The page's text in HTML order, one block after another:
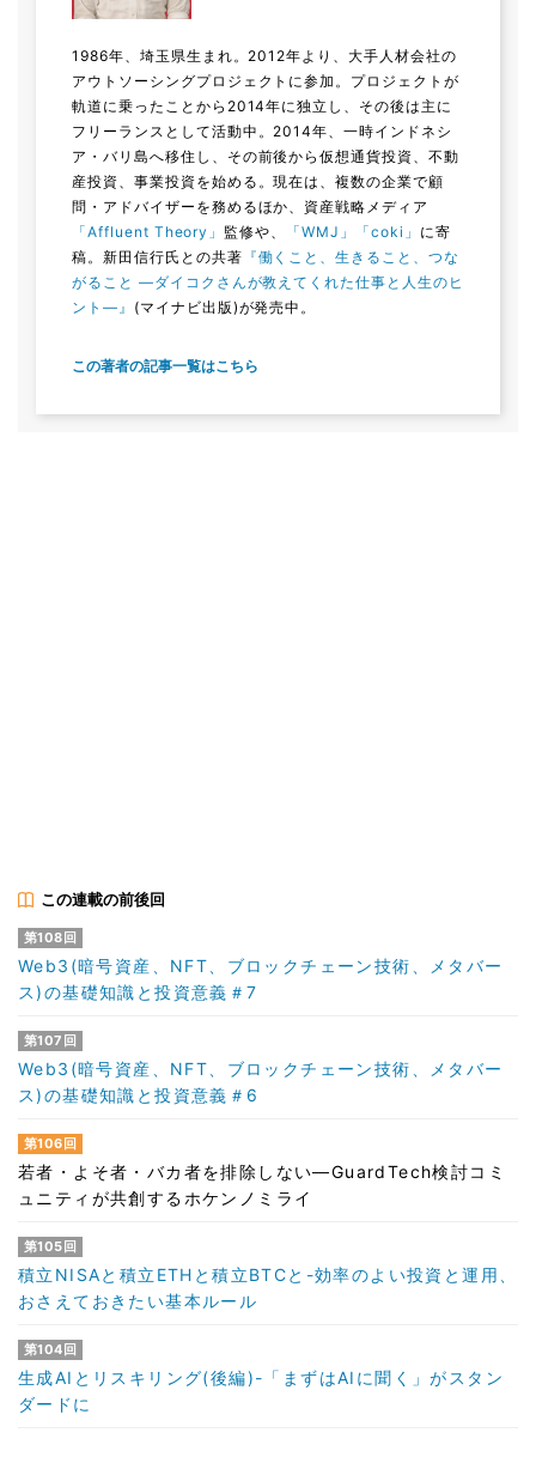
1986年、埼玉県生まれ。2012年より、大手人材会社の
アウトソーシングプロジェクトに参加。プロジェクトが
軌道に乗ったことから2014年に独立し、その後は主に
フリーランスとして活動中。2014年、一時インドネシ
ア・バリ島へ移住し、その前後から仮想通貨投資、不動
産投資、事業投資を始める。現在は、複数の企業で顧
問・アドバイザーを務めるほか、資産戦略メディア
「Affluent Theory」 監修や、 「WMJ」 「coki」 に寄
稿。新田信行氏との共著 『働くこと、生きること、つな
がること ―ダイコクさんが教えてくれた仕事と人生のヒ
ント―』 (マイナビ出版)が発売中。
この著者の記事一覧はこちら
この連載の前後回
第108回
Web3(暗号資産、NFT、ブロックチェーン技術、メタバー
ス)の基礎知識と投資意義＃7
第107回
Web3(暗号資産、NFT、ブロックチェーン技術、メタバー
ス)の基礎知識と投資意義＃6
第106回
若者・よそ者・バカ者を排除しない―GuardTech検討コミ
ュニティが共創するホケンノミライ
第105回
積立NISAと積立ETHと積立BTCと-効率のよい投資と運用、
おさえておきたい基本ルール
第104回
生成AIとリスキリング(後編)-「まずはAIに聞く」がスタン
ダードに